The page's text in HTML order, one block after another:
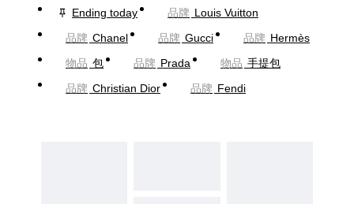
Ending today
品牌 Louis Vuitton
品牌 Chanel 品牌 Gucci 品牌 Hermès
物品 包 品牌 Prada 物品 手提包
品牌 Christian Dior 品牌 Fendi